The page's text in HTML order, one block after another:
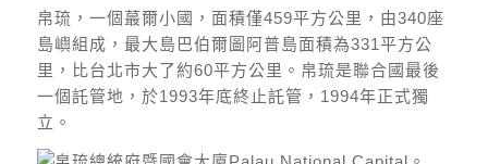
帛琉，一個蕞爾小國，面積僅459平方公里，由340座
島嶼組成，最大島巴伯爾圖阿普島面積為331平方公
里，比台北市大了約60平方公里。帛琉是聯合國最後
一個託管地，於1993年底終止託管，1994年正式獨
立。​